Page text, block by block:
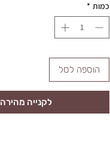
כמות *
הוספה לסל
לקנייה מהירה